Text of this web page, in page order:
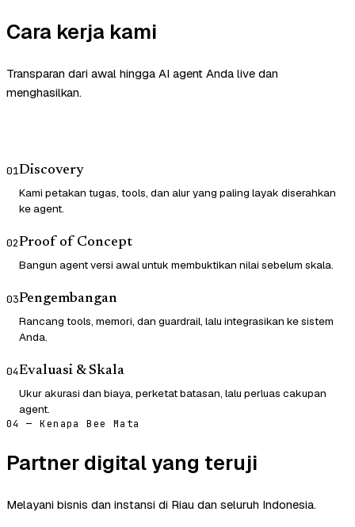
Cara kerja kami
Transparan dari awal hingga AI agent Anda live dan
menghasilkan.
01Discovery
Kami petakan tugas, tools, dan alur yang paling layak diserahkan
ke agent.
02Proof of Concept
Bangun agent versi awal untuk membuktikan nilai sebelum skala.
03Pengembangan
Rancang tools, memori, dan guardrail, lalu integrasikan ke sistem
Anda.
04Evaluasi & Skala
Ukur akurasi dan biaya, perketat batasan, lalu perluas cakupan
agent.
04 — Kenapa Bee Mata
Partner digital yang teruji
Melayani bisnis dan instansi di Riau dan seluruh Indonesia.